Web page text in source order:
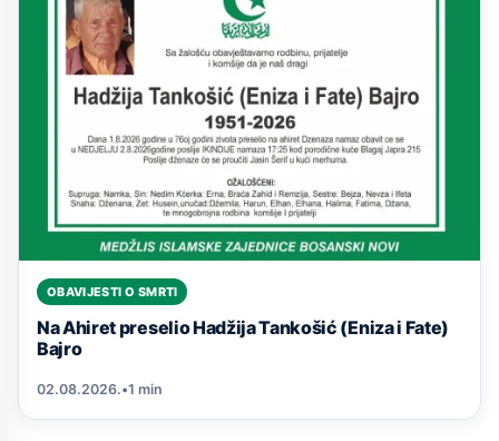
OBAVIJESTI O SMRTI
Na Ahiret preselio Hadžija Tankošić (Eniza i Fate)
Bajro
02.08.2026.•1 min